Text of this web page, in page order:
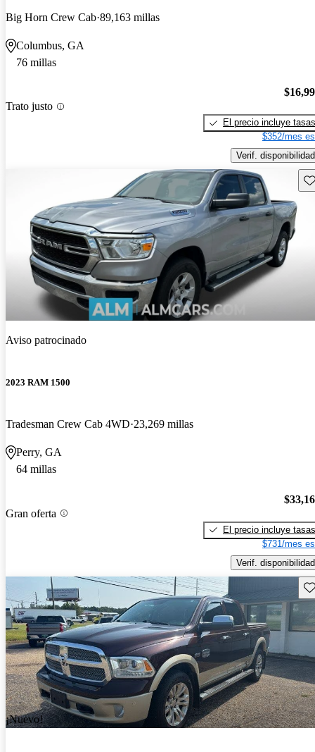
Big Horn Crew Cab 89,163 millas
Columbus, GA
76 millas
Trato justo
El precio incluye tasas
$352/mes
Verif. disponibilidad
Aviso patrocinado
2023 RAM 1500
Tradesman Crew Cab 4WD 23,269 millas
Perry, GA
64 millas
Gran oferta
El precio incluye tasas
$731/mes
Verif. disponibilidad
¡Nuevo!